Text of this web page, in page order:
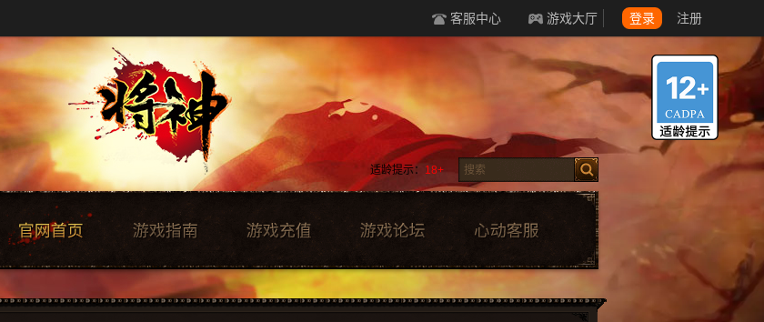
客服中心 游戏大厅 登录 注册
适龄提示： 18+